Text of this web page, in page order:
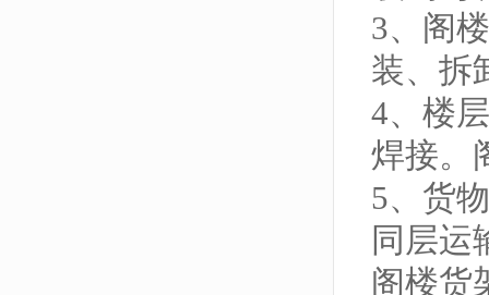
3、阁
装、拆
4、楼
焊接。
5、货
同层运
阁楼货